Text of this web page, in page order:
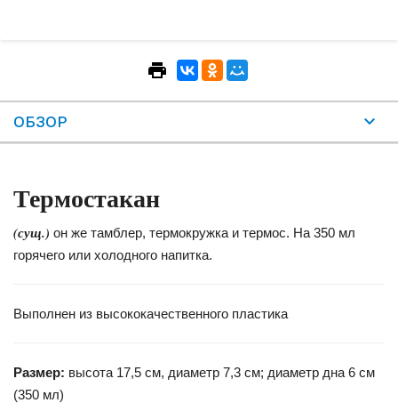
ОБЗОР
Термостакан
(сущ.) он же тамблер, термокружка и термос. На 350 мл
горячего или холодного напитка.
Выполнен из высококачественного пластика
Размер: высота 17,5 см, диаметр 7,3 см; диаметр дна 6 см
(350 мл)